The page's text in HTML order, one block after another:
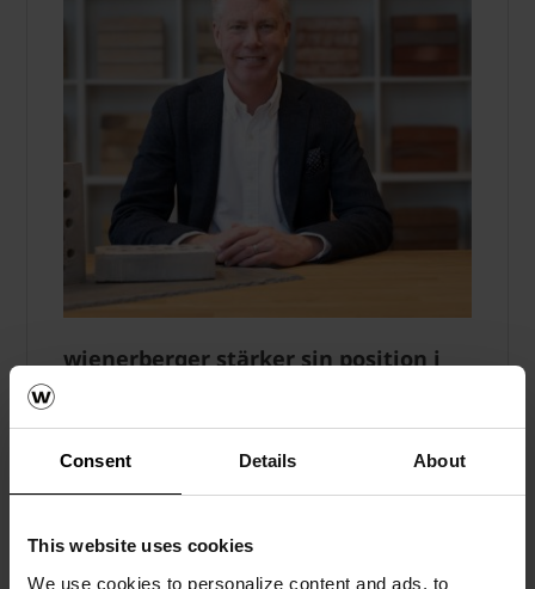
Consent Details About
This website uses cookies
We use cookies to personalize content and ads, to
wienerberger stärker sin position i
Fasadtegel
Trots en avvaktande byggmarknad fortsätter
wienerberger att investera i kompetens och
Sverige. Läs mer här.